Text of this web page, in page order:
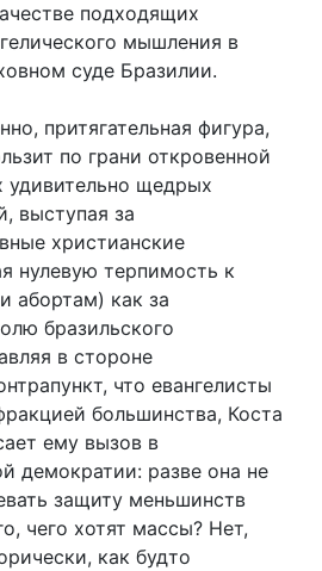
подходящих
мышления в
суде Бразилии.
притягательная фигура,
по грани откровенной
удивительно щедрых
выступая за
христианские
нулевую терпимость к
абортам) как за
бразильского
в стороне
что евангелисты
большинства, Коста
ему вызов в
демократии: разве она не
защиту меньшинств
чего хотят массы? Нет,
как будто